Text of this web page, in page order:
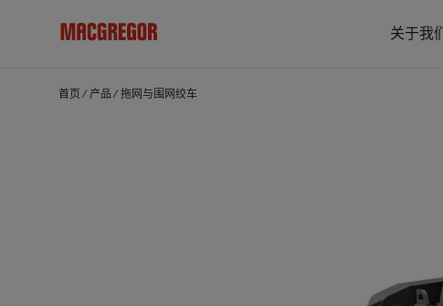
关于我们
首页 ⁄ 产品 ⁄ 拖网与围网绞车